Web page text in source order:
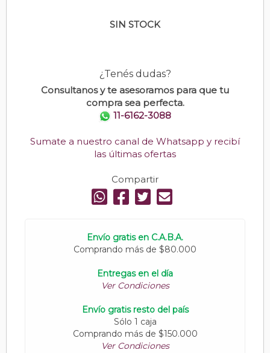
SIN STOCK
¿Tenés dudas?
Consultanos y te asesoramos para que tu
compra sea perfecta.
11-6162-3088
Sumate a nuestro canal de Whatsapp y recibí
las últimas ofertas
Compartir
Envío gratis en C.A.B.A.
Comprando más de $80.000
Entregas en el día
Ver Condiciones
Envío gratis resto del país
Sólo 1 caja
Comprando más de $150.000
Ver Condiciones